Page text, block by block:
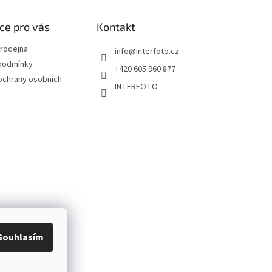
pro vás
osobních
Kontakt
info@interfoto.cz
+420 605 960 877
INTERFOTO